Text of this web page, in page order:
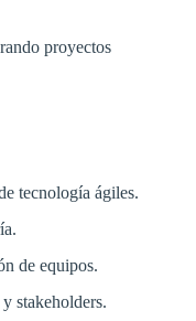
proyectos
tecnología ágiles.
de equipos.
stakeholders.